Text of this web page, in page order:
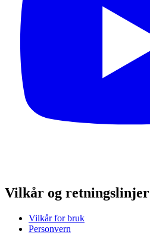
Vilkår og retningslinjer
Vilkår for bruk
Personvern